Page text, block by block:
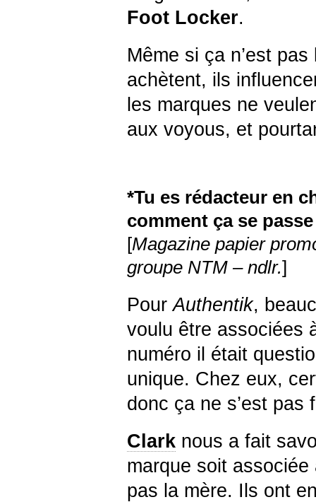
Foot Locker.
Même si ça n’est
achètent, ils
les marques ne
aux voyous, et
*Tu es rédacteur en
comment ça se
[Magazine papier
groupe NTM – ndlr.]
PourAuthentik,
voulu être associées
numéro il était
unique. Chez eux,
donc ça ne s’est pas
Clark nous a fait
marque soit
pas la mère. Ils ont